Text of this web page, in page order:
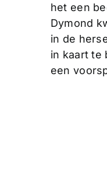
het een
Dymond
in de
in kaart te
een